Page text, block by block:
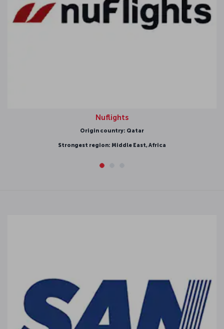
Nuflights
Origin country: Qatar
Strongest region: Middle East, Africa